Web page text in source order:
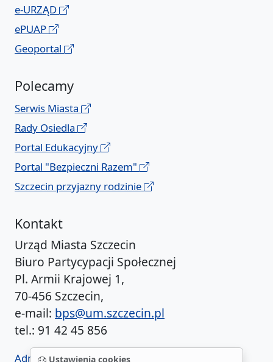
Ustawienia cookies
e-URZĄD
ePUAP
Geoportal
Polecamy
Serwis Miasta
Rady Osiedla
Portal Edukacyjny
Portal "Bezpieczni Razem"
Szczecin przyjazny rodzinie
Kontakt
Urząd Miasta Szczecin
Biuro Partycypacji Społecznej
Pl. Armii Krajowej 1,
70-456 Szczecin,
e-mail: bps@um.szczecin.pl
tel.: 91 42 45 856
Administrator BIP UM